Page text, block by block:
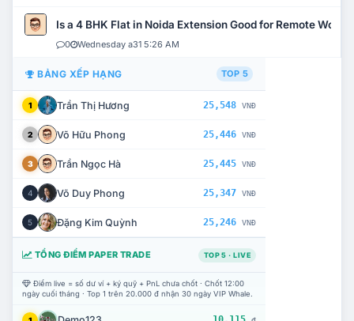
Is a 4 BHK Flat in Noida Extension Good for Remote Work?
0 Wednesday a31 5:26 AM
BẢNG XẾP HẠNG TOP 5
1 Trần Thị Hương 25,548 VNĐ
2 Võ Hữu Phong 25,446 VNĐ
3 Trần Ngọc Hà 25,445 VNĐ
4 Võ Duy Phong 25,347 VNĐ
5 Đặng Kim Quỳnh 25,246 VNĐ
TỔNG ĐIỂM PAPER TRADE TOP 5 · LIVE
Điểm live = số dư ví + ký quỹ + PnL chưa chốt · Chốt 12:00
ngày cuối tháng · Top 1 trên 20.000 đ nhận 30 ngày VIP Whale.